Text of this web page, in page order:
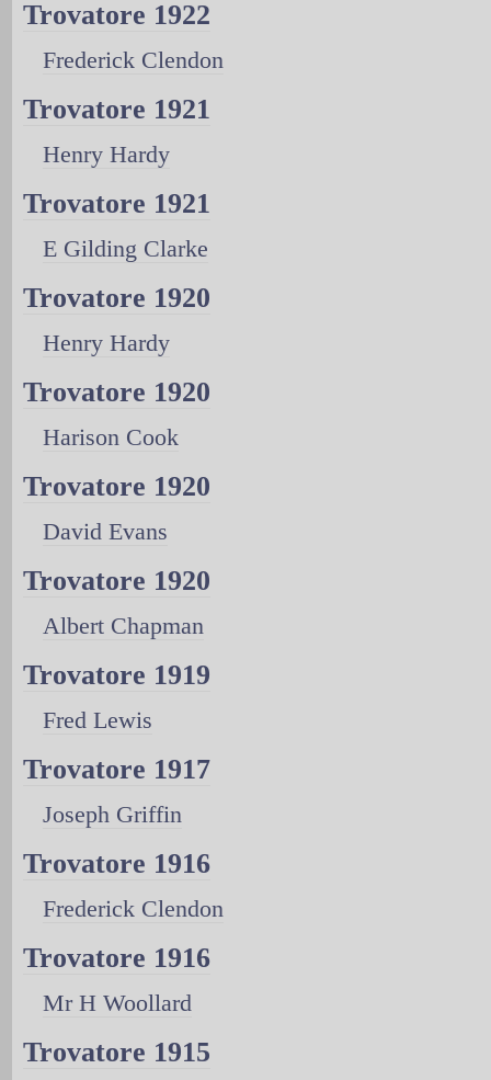
Trovatore 1922
Frederick Clendon
Trovatore 1921
Henry Hardy
Trovatore 1921
E Gilding Clarke
Trovatore 1920
Henry Hardy
Trovatore 1920
Harison Cook
Trovatore 1920
David Evans
Trovatore 1920
Albert Chapman
Trovatore 1919
Fred Lewis
Trovatore 1917
Joseph Griffin
Trovatore 1916
Frederick Clendon
Trovatore 1916
Mr H Woollard
Trovatore 1915